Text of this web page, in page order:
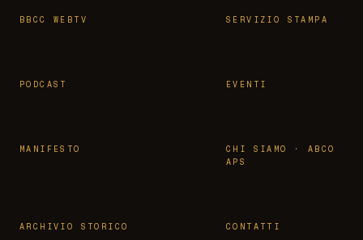
BBCC WEBTV SERVIZIO STAMPA
PODCAST EVENTI
MANIFESTO
CHI SIAMO · ABCO
APS
ARCHIVIO STORICO CONTATTI